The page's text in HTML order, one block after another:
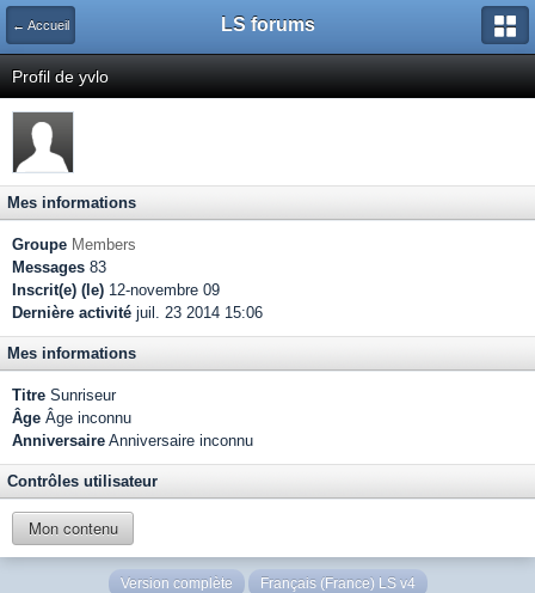
← Accueil LS forums
Profil de yvlo
Mes informations
Groupe Members
Messages 83
Inscrit(e) (le) 12-novembre 09
Dernière activité juil. 23 2014 15:06
Mes informations
Titre Sunriseur
Âge Âge inconnu
Anniversaire Anniversaire inconnu
Contrôles utilisateur
Mon contenu
Version complète Français (France) LS v4